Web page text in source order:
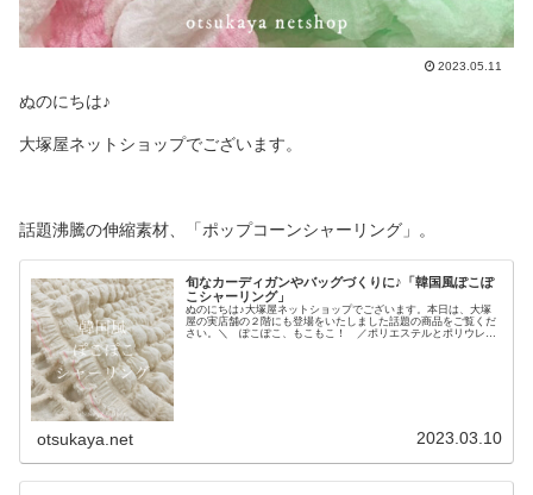
2023.05.11
ぬのにちは♪
大塚屋ネットショップでございます。
話題沸騰の伸縮素材、「ポップコーンシャーリング」。
旬なカーディガンやバッグづくりに♪「韓国風ぽこぽ
こシャーリング」
ぬのにちは♪大塚屋ネットショップでございます。本日は、大塚
屋の実店舗の２階にも登場をいたしました話題の商品をご覧くだ
さい。＼ ぽこぽこ、もこもこ！ ／ポリエステルとポリウレタ
otsukaya.net 2023.03.10